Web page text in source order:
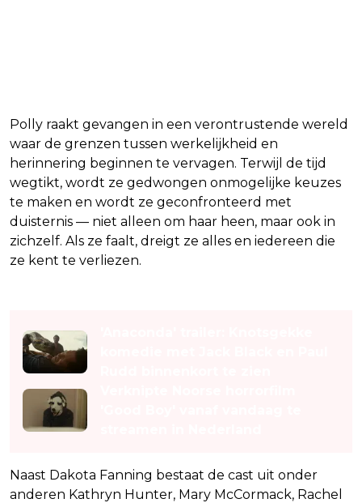
Polly raakt gevangen in een verontrustende wereld
waar de grenzen tussen werkelijkheid en
herinnering beginnen te vervagen. Terwijl de tijd
wegtikt, wordt ze gedwongen onmogelijke keuzes
te maken en wordt ze geconfronteerd met
duisternis — niet alleen om haar heen, maar ook in
zichzelf. Als ze faalt, dreigt ze alles en iedereen die
ze kent te verliezen.
Naast Dakota Fanning bestaat de cast uit onder
anderen Kathryn Hunter, Mary McCormack, Rachel